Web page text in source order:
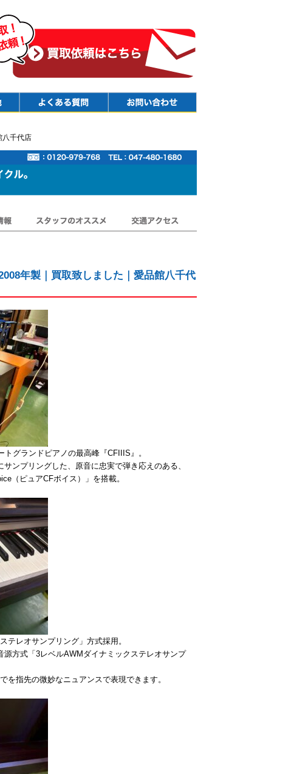
八千代店
年製｜買取致しました｜愛品館八千代
グランドピアノの最高峰『CFIIIS』。
ンプリングした、原音に忠実で弾き応えのある、
（ピュアCFボイス）」を搭載。
テレオサンプリング」方式採用。
方式「3レベルAWMダイナミックステレオサンプ
を指先の微妙なニュアンスで表現できます。